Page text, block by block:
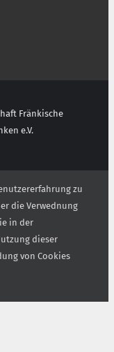
Fränkische
e.V.
zu
die Verwednung
in der
dieser
von Cookies